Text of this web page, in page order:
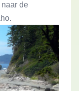
de